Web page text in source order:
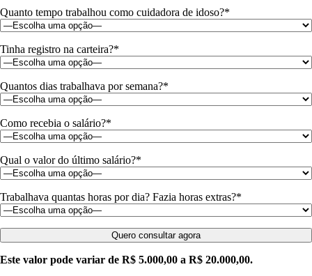
Quanto tempo trabalhou como cuidadora de idoso?*
Tinha registro na carteira?*
Quantos dias trabalhava por semana?*
Como recebia o salário?*
Qual o valor do último salário?*
Trabalhava quantas horas por dia? Fazia horas extras?*
Este valor pode variar de R$ 5.000,00 a R$ 20.000,00.